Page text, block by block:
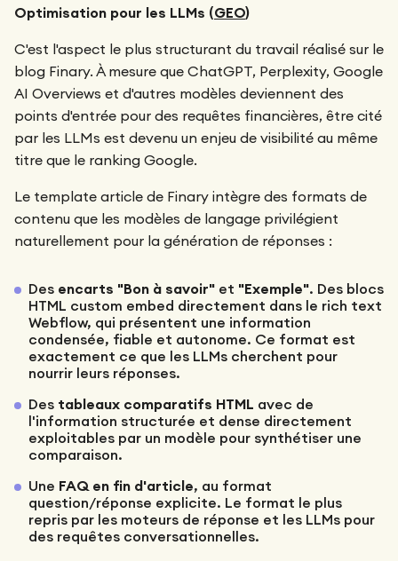
Optimisation pour les LLMs (GEO)
C'est l'aspect le plus structurant du travail réalisé sur le
blog Finary. À mesure que ChatGPT, Perplexity, Google
AI Overviews et d'autres modèles deviennent des
points d'entrée pour des requêtes financières, être cité
par les LLMs est devenu un enjeu de visibilité au même
titre que le ranking Google.
Le template article de Finary intègre des formats de
contenu que les modèles de langage privilégient
naturellement pour la génération de réponses :
Des encarts "Bon à savoir" et "Exemple". Des blocs
HTML custom embed directement dans le rich text
Webflow, qui présentent une information
condensée, fiable et autonome. Ce format est
exactement ce que les LLMs cherchent pour
nourrir leurs réponses.
Des tableaux comparatifs HTML avec de
l'information structurée et dense directement
exploitables par un modèle pour synthétiser une
comparaison.
Une FAQ en fin d'article, au format
question/réponse explicite. Le format le plus
repris par les moteurs de réponse et les LLMs pour
des requêtes conversationnelles.